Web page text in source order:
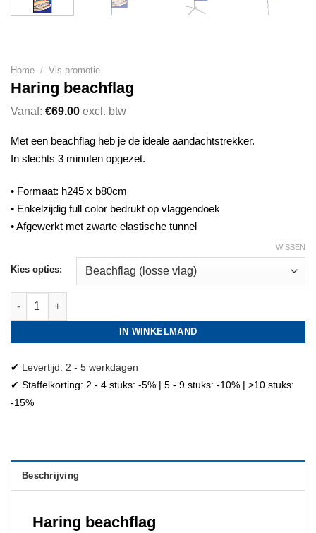
Home / Vis promotie
Haring beachflag
Vanaf: €69.00 excl. btw
Met een beachflag heb je de ideale aandachtstrekker.
In slechts 3 minuten opgezet.
• Formaat: h245 x b80cm
• Enkelzijdig full color bedrukt op vlaggendoek
• Afgewerkt met zwarte elastische tunnel
Kies opties:
WISSEN
Haring beachflag aantal
IN WINKELMAND
✔ Levertijd: 2 - 5 werkdagen
✔ Staffelkorting: 2 - 4 stuks: -5% | 5 - 9 stuks: -10% | >10 stuks:
-15%
Beschrijving
Haring beachflag